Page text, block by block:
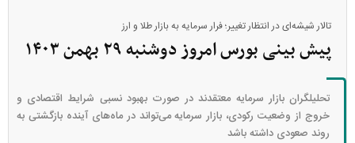
تالار شیشه‌ای در انتظار تغییر؛ فرار سرمایه به بازار طلا و ارز
پیش بینی بورس امروز دوشنبه ۲۹ بهمن ۱۴۰۳
تحلیلگران بازار سرمایه معتقدند در صورت بهبود نسبی شرایط اقتصادی و
خروج از وضعیت رکودی، بازار سرمایه می‌تواند در ماه‌های آینده بازگشتی به
روند صعودی داشته باشد